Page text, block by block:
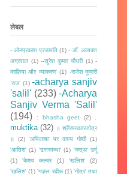
लेबल
- ओमप्रकाश प्रजापति (1) - डॉ. अव्यक्त
अग्रवाल (1) --सुरेश कुमार चौधरी (1) -
काफ़िया और व्याकरण' (1) -राजेश कुमारी
‘राज‘ (1) -acharya sanjiv
'salil' (233) -Acharya
Sanjiv Verma 'Salil'
(194)
: bhasha geet (2)
muktika (32)
॥ श्रीरामरक्षास्तोत्र
॥
(2) 'अभिलाषा' पर काव्य गोष्ठी (1)
'आतिश' (1) 'उत्तरकथा' (1) 'कत्अ' उर्दू
(1)
'केशव कल्चर (1) 'खलिश'
(2)
’ख़लिश' (1) 'गज़ल रदीफ़ (1) 'गोत्र' तथा